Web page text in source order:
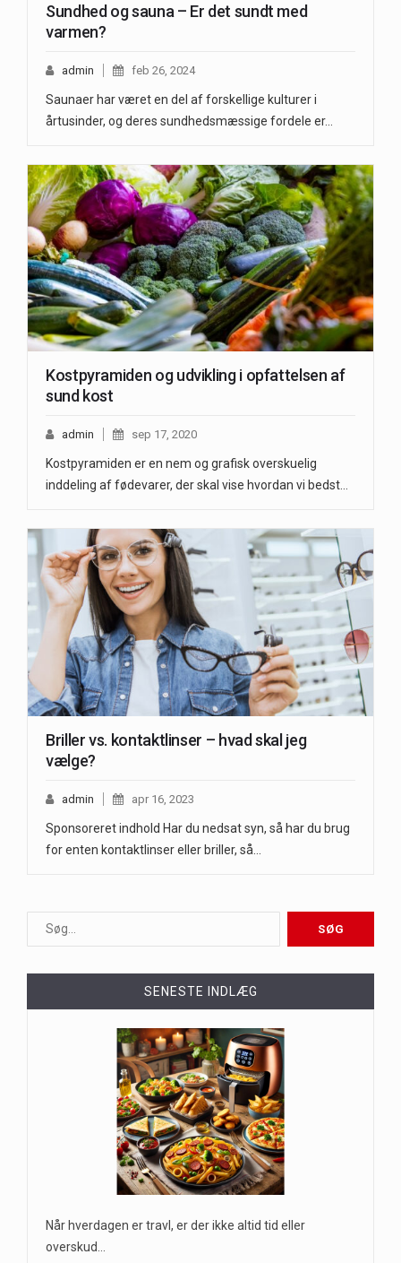
Sundhed og sauna – Er det sundt med
varmen?
admin feb 26, 2024
Saunaer har været en del af forskellige kulturer i
årtusinder, og deres sundhedsmæssige fordele er…
Kostpyramiden og udvikling i opfattelsen af
sund kost
admin sep 17, 2020
Kostpyramiden er en nem og grafisk overskuelig
inddeling af fødevarer, der skal vise hvordan vi bedst…
Briller vs. kontaktlinser – hvad skal jeg
vælge?
admin apr 16, 2023
Sponsoreret indhold Har du nedsat syn, så har du brug
for enten kontaktlinser eller briller, så…
SENESTE INDLÆG
Når hverdagen er travl, er der ikke altid tid eller
overskud…